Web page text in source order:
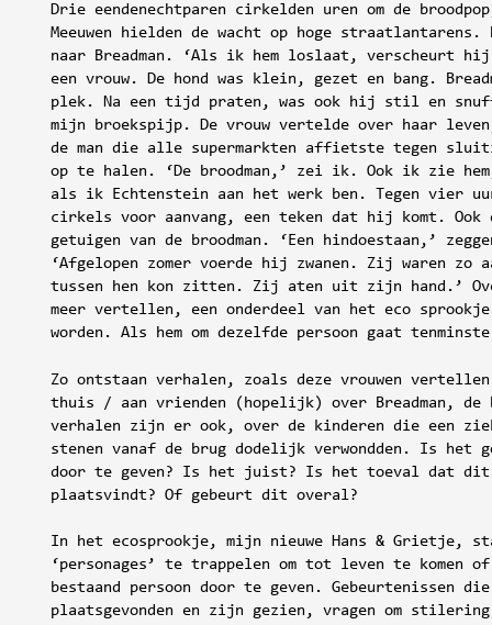
Drie eendenechtparen cirkelden uren om de
Meeuwen hielden de wacht op hoge straatlantarens.
naar Breadman. ‘Als ik hem loslaat, verscheurt hij
een vrouw. De hond was klein, gezet en bang.
plek. Na een tijd praten, was ook hij stil en
mijn broekspijp. De vrouw vertelde over haar
de man die alle supermarkten affietste tegen
op te halen. ‘De broodman,’ zei ik. Ook ik zie
als ik Echtenstein aan het werk ben. Tegen vier
cirkels voor aanvang, een teken dat hij komt. Ook
getuigen van de broodman. ‘Een hindoestaan,’
‘Afgelopen zomer voerde hij zwanen. Zij waren zo
tussen hen kon zitten. Zij aten uit zijn hand.’
meer vertellen, een onderdeel van het eco
worden. Als hem om dezelfde persoon gaat
Zo ontstaan verhalen, zoals deze vrouwen vertellen
thuis / aan vrienden (hopelijk) over Breadman, de
verhalen zijn er ook, over de kinderen die een ziek
stenen vanaf de brug dodelijk verwondden. Is het
door te geven? Is het juist? Is het toeval dat dit
plaatsvindt? Of gebeurt dit overal?
In het ecosprookje, mijn nieuwe Hans & Grietje,
‘personages’ te trappelen om tot leven te komen
bestaand persoon door te geven. Gebeurtenissen
plaatsgevonden en zijn gezien, vragen om